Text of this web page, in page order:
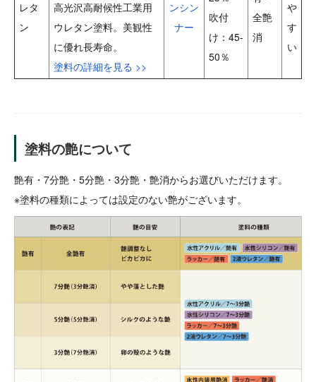
レタ
ン
高光沢高耐候性工業用
ウレタン塗料。美観性
に優れ長寿命。
塗料の詳細を見る >>
ンシン
ナー
吹付
け：45-
50％
全艶
消
や
す
い
塗料の艶について
艶有・7分艶・5分艶・3分艶・艶消からお選びいただけます。
※塗料の種類によっては設定のない艶がございます。